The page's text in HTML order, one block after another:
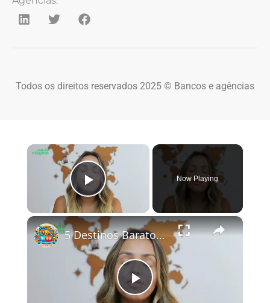
Todos os direitos reservados 2025 © Bancos e agências
×
Play Video
Now Playing
×
Play Video
5 Destinos Baratos no Brasil Para Conhecer e Amar! 🇧🇷✨